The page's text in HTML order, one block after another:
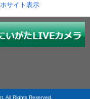
サイト表示
All Rights Reserved.